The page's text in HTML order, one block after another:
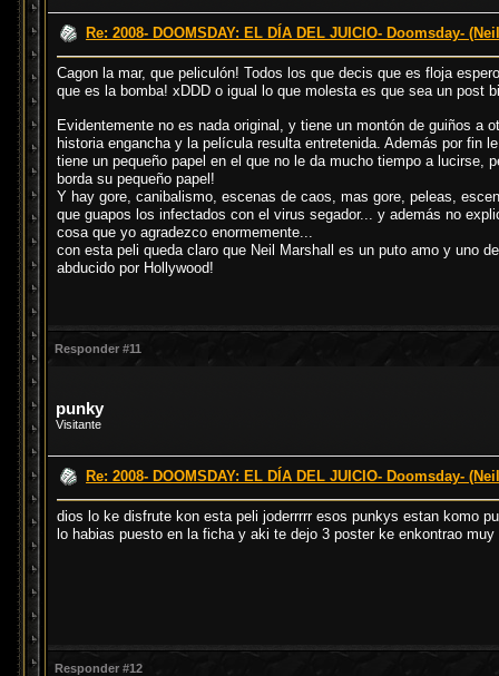
Re: 2008- DOOMSDAY: EL DÍA DEL JUICIO- Doomsday-
Cagon la mar, que peliculón! Todos los que decis que es floja
que es la bomba! xDDD o igual lo que molesta es que sea un post
Evidentemente no es nada original, y tiene un montón de guiños
historia engancha y la película resulta entretenida. Además por fin
tiene un pequeño papel en el que no le da mucho tiempo a
borda su pequeño papel!
Y hay gore, canibalismo, escenas de caos, mas gore, peleas,
que guapos los infectados con el virus segador... y además no
cosa que yo agradezco enormemente...
con esta peli queda claro que Neil Marshall es un puto amo y uno
abducido por Hollywood!
Responder #11
punky
Visitante
Re: 2008- DOOMSDAY: EL DÍA DEL JUICIO- Doomsday-
dios lo ke disfrute kon esta peli joderrrrr esos punkys estan komo
lo habias puesto en la ficha y aki te dejo 3 poster ke enkontrao
Responder #12